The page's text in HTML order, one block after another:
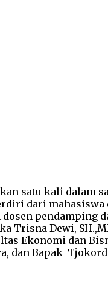
satu kali dalam
dari
Dewi,
Ekonomi dan
Bapak